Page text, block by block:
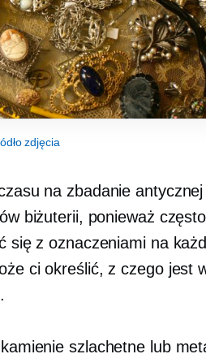
zdjęcia
na zbadanie
biżuterii, ponieważ
się z oznaczeniami na
ci określić, z czego jest
szlachetne lub